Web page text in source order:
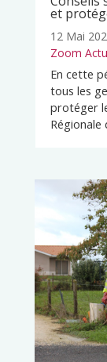
et
12 Mai
Zoom Actu
En cette
tous les
protéger
Régionale